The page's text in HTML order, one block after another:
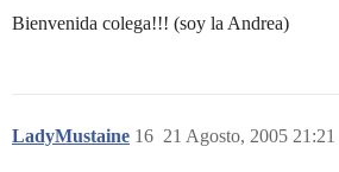
Bienvenida colega!!! (soy la Andrea)
LadyMustaine 21 Agosto, 2005 21:21
16